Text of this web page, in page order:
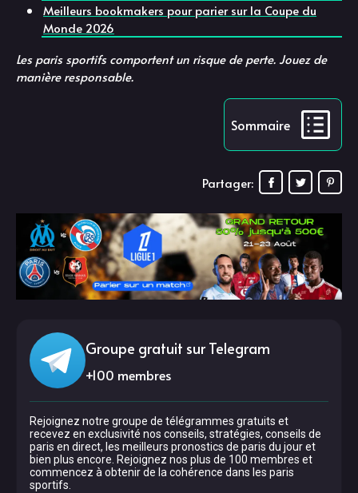
Meilleurs bookmakers pour parier sur la Coupe du
Monde 2026
Les paris sportifs comportent un risque de perte. Jouez de
manière responsable.
Sommaire
Partager:
Groupe gratuit sur Telegram
+100 membres
Rejoignez notre groupe de télégrammes gratuits et
recevez en exclusivité nos conseils, stratégies, conseils de
paris en direct, les meilleurs pronostics de paris du jour et
bien plus encore. Rejoignez nos plus de 100 membres et
commencez à obtenir de la cohérence dans les paris
sportifs.